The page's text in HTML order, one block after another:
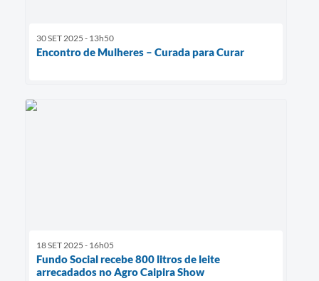
30 SET 2025 - 13h50
Encontro de Mulheres – Curada para Curar
18 SET 2025 - 16h05
Fundo Social recebe 800 litros de leite
arrecadados no Agro Caipira Show